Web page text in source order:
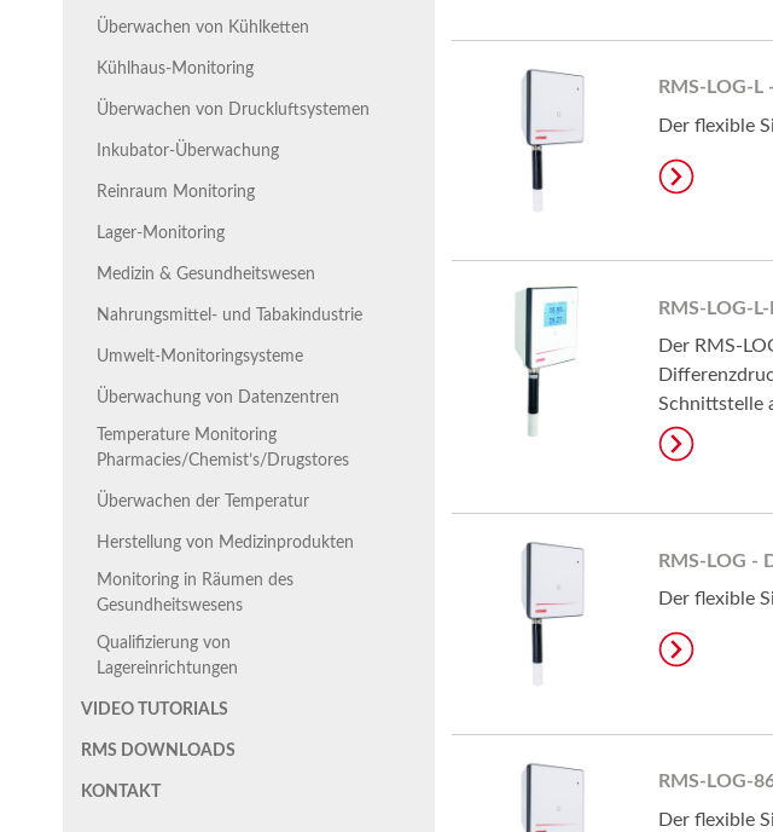
Überwachen von Kühlketten
Kühlhaus-Monitoring
Überwachen von Druckluftsystemen
Inkubator-Überwachung
Reinraum Monitoring
Lager-Monitoring
Medizin & Gesundheitswesen
Nahrungsmittel- und Tabakindustrie
Umwelt-Monitoringsysteme
Überwachung von Datenzentren
Temperature Monitoring
Pharmacies/Chemist’s/Drugstores
Überwachen der Temperatur
Herstellung von Medizinprodukten
Monitoring in Räumen des
Gesundheitswesens
Qualifizierung von
Lagereinrichtungen
VIDEO TUTORIALS
RMS DOWNLOADS
KONTAKT
RMS-LOG-L
Der flexible
RMS-LOG-
Der RMS-
Schnittstelle
RMS-LOG -
Der flexible
RMS-LOG-
Der flexible